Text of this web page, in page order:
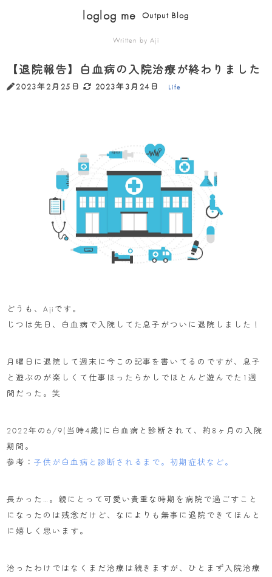
loglog me Output Blog
Written by Aji
【退院報告】白血病の入院治療が終わりました
2023年2月25日 2023年3月24日 Life
どうも、Ajiです。
じつは先日、白血病で入院してた息子がついに退院しました！
月曜日に退院して週末に今この記事を書いてるのですが、息子
と遊ぶのが楽しくて仕事ほったらかしでほとんど遊んでた1週
間だった。笑
2022年の6/9(当時4歳)に白血病と診断されて、約8ヶ月の入院
期間。
参考：子供が白血病と診断されるまで。初期症状など。
長かった…。親にとって可愛い貴重な時期を病院で過ごすこと
になったのは残念だけど、なによりも無事に退院できてほんと
に嬉しく思います。
治ったわけではなくまだ治療は続きますが、ひとまず入院治療